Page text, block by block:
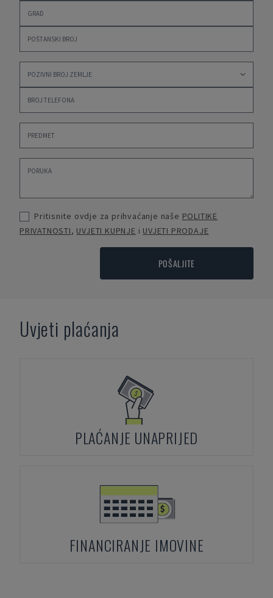
Pritisnite ovdje za prihvaćanje naše POLITIKE
PRIVATNOSTI, UVJETI KUPNJE i UVJETI PRODAJE
POŠALJITE
Uvjeti plaćanja
PLAĆANJE UNAPRIJED
FINANCIRANJE IMOVINE